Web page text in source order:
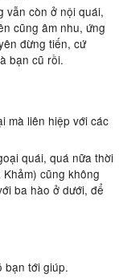
vẫn còn ở nội quái,
cũng âm nhu, ứng
đừng tiến, cứ
bạn cũ rồi.
mà liên hiệp với các
quái, quá nữa thời
cũng không
ba hào ở dưới, để
bạn tới giúp.